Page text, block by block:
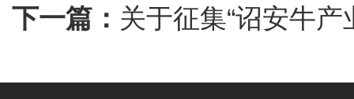
下一篇： 关于征集“诏安牛